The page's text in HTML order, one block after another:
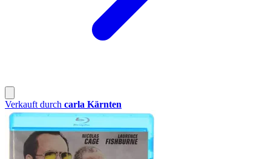
Verkauft durch carla Kärnten